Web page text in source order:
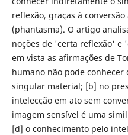
reflexão, graças à
(phantasma). O artigo
noções de 'certa reflexão' e
em vista as afirmações de
humano não pode
singular material; [b] no
intelecção em ato sem
imagem sensível é uma
[d] o conhecimento pelo